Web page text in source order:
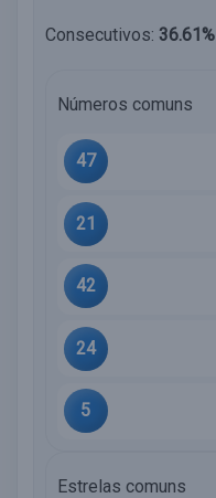
Consecutivos: 36.61%
Números comuns
47
21
42
24
5
Estrelas comuns